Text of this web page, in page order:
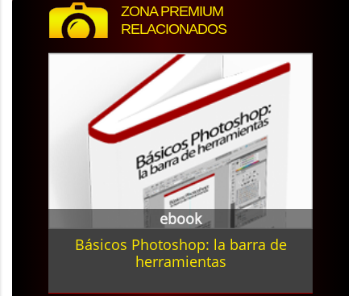
ZONA PREMIUM
RELACIONADOS
ebook
Básicos Photoshop: la barra de
herramientas